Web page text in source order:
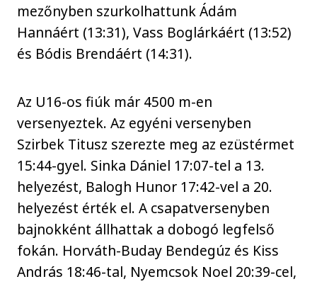
mezőnyben szurkolhattunk Ádám
Hannáért (13:31), Vass Boglárkáért (13:52)
és Bódis Brendáért (14:31).
Az U16-os fiúk már 4500 m-en
versenyeztek. Az egyéni versenyben
Szirbek Titusz szerezte meg az ezüstérmet
15:44-gyel. Sinka Dániel 17:07-tel a 13.
helyezést, Balogh Hunor 17:42-vel a 20.
helyezést érték el. A csapatversenyben
bajnokként állhattak a dobogó legfelső
fokán. Horváth-Buday Bendegúz és Kiss
András 18:46-tal, Nyemcsok Noel 20:39-cel,